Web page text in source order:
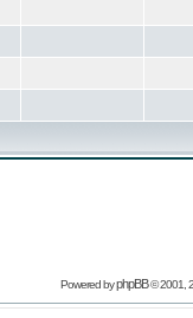
Powered byphpBB© 2001,